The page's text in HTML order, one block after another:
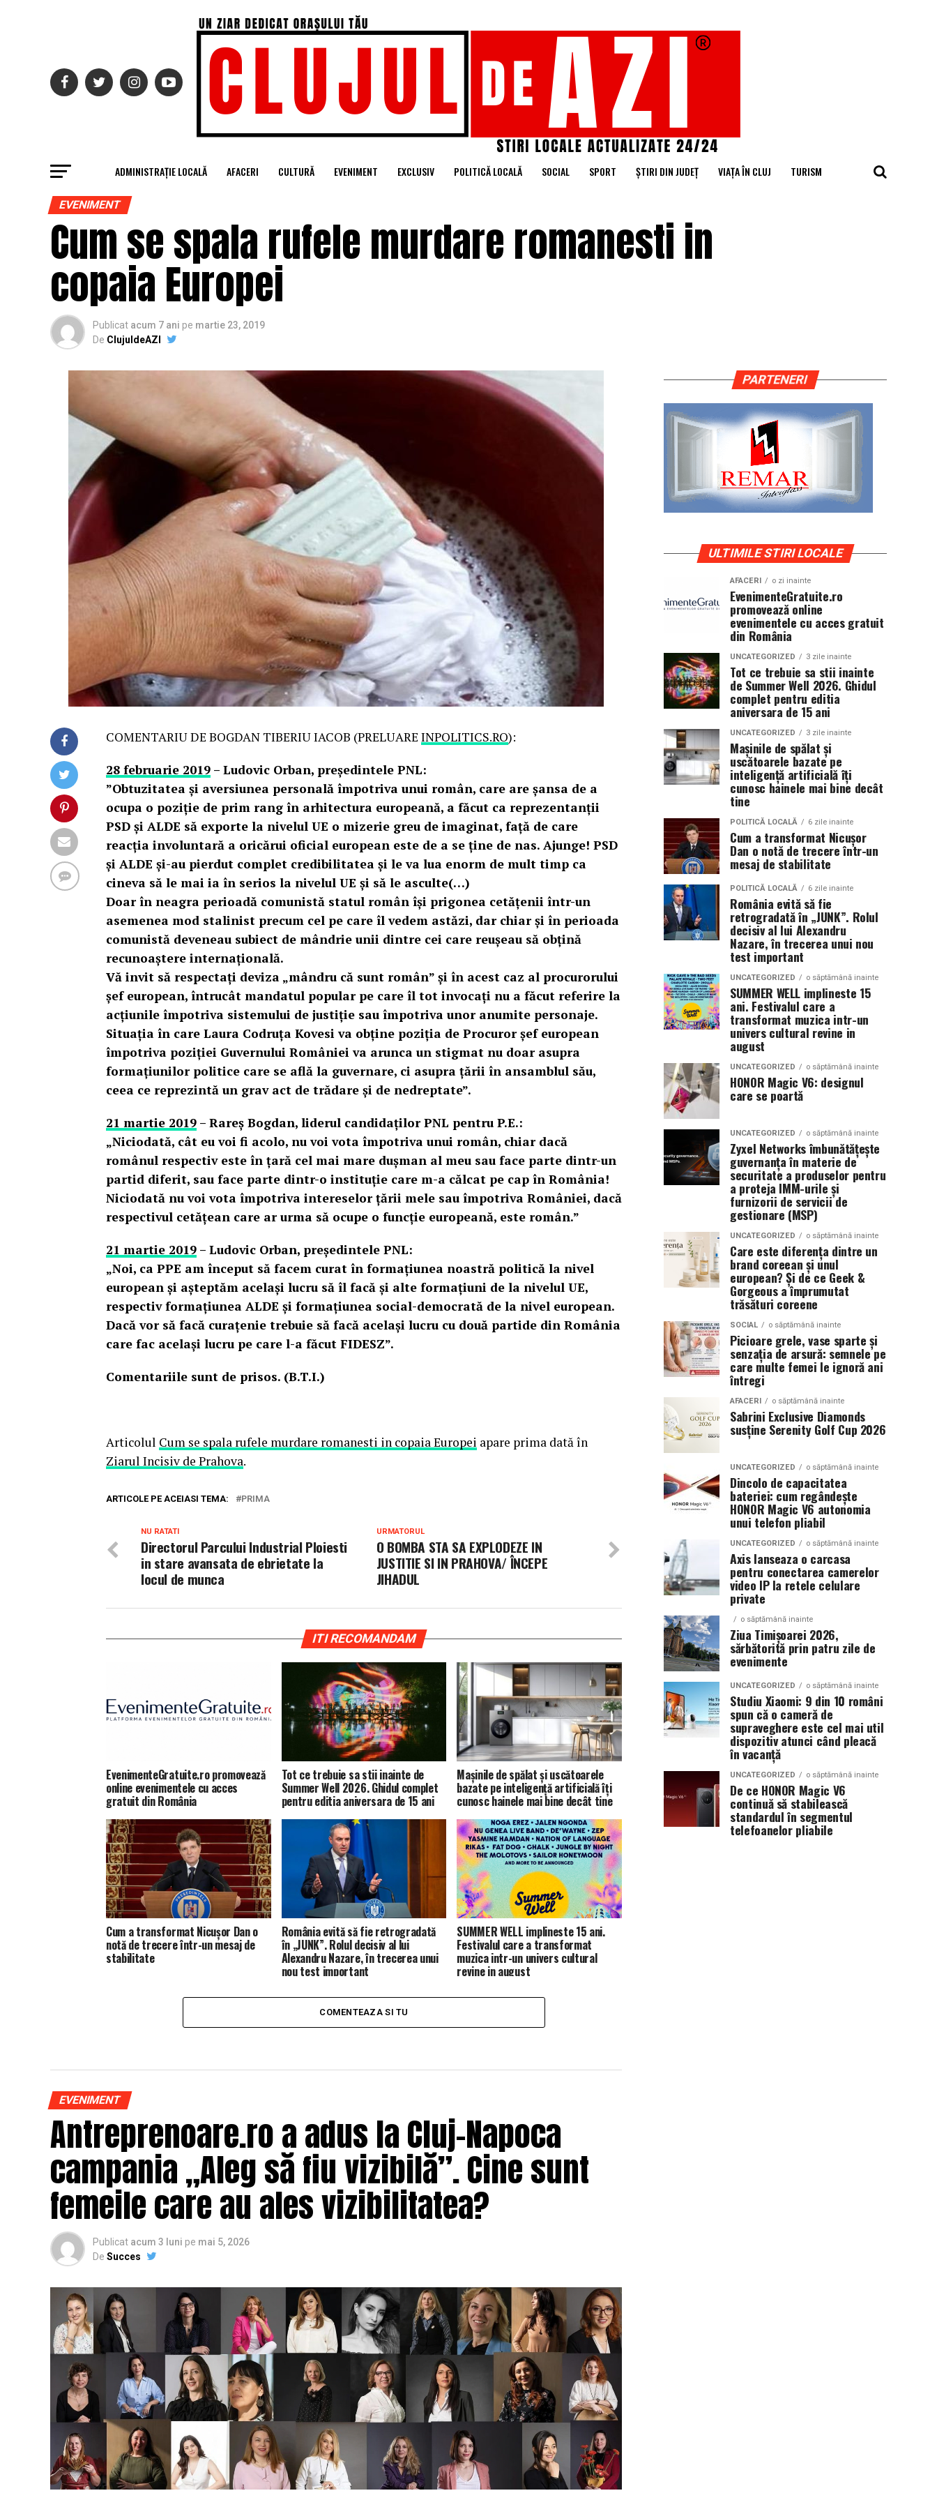
ADMINISTRAȚIE LOCALĂ AFACERI CULTURĂ EVENIMENT EXCLUSIV POLITICĂ LOCALĂ SOCIAL SPORT ȘTIRI DIN JUDEȚ VIAȚA ÎN CLUJ TURISM
EVENIMENT
Cum se spala rufele murdare romanesti in
copaia Europei
Publicat acum 7 ani pe martie 23, 2019
De ClujuldeAZI
COMENTARIU DE BOGDAN TIBERIU IACOB (PRELUARE INPOLITICS.RO):
28 februarie 2019 – Ludovic Orban, președintele PNL:
”Obtuzitatea și aversiunea personală împotriva unui român, care are șansa de a
ocupa o poziție de prim rang în arhitectura europeană, a făcut ca reprezentanții
PSD și ALDE să exporte la nivelul UE o mizerie greu de imaginat, față de care
reacția involuntară a oricărui oficial european este de a se ține de nas. Ajunge! PSD
și ALDE și-au pierdut complet credibilitatea și le va lua enorm de mult timp ca
cineva să le mai ia în serios la nivelul UE și să le asculte(…)
Doar în neagra perioadă comunistă statul român își prigonea cetățenii într-un
asemenea mod stalinist precum cel pe care îl vedem astăzi, dar chiar și în perioada
comunistă deveneau subiect de mândrie unii dintre cei care reușeau să obțină
recunoaștere internațională.
Vă invit să respectați deviza „mândru că sunt român” și în acest caz al procurorului
șef european, întrucât mandatul popular pe care îl tot invocați nu a făcut referire la
acțiunile împotriva sistemului de justiție sau împotriva unor anumite personaje.
Situația în care Laura Codruța Kovesi va obține poziția de Procuror șef european
împotriva poziției Guvernului României va arunca un stigmat nu doar asupra
formațiunilor politice care se află la guvernare, ci asupra țării în ansamblul său,
ceea ce reprezintă un grav act de trădare și de nedreptate”.
21 martie 2019 – Rareș Bogdan, liderul candidaților PNL pentru P.E.:
„Niciodată, cât eu voi fi acolo, nu voi vota împotriva unui român, chiar dacă
românul respectiv este în țară cel mai mare dușman al meu sau face parte dintr-un
partid diferit, sau face parte dintr-o instituție care m-a călcat pe cap în România!
Niciodată nu voi vota împotriva intereselor țării mele sau împotriva României, dacă
respectivul cetățean care ar urma să ocupe o funcție europeană, este român.”
21 martie 2019 – Ludovic Orban, președintele PNL:
„Noi, ca PPE am început să facem curat în formaţiunea noastră politică la nivel
european şi aşteptăm acelaşi lucru să îl facă şi alte formaţiuni de la nivelul UE,
respectiv formaţiunea ALDE şi formaţiunea social-democrată de la nivel european.
Dacă vor să facă curaţenie trebuie să facă acelaşi lucru cu două partide din România
care fac acelaşi lucru pe care l-a făcut FIDESZ”.
Comentariile sunt de prisos. (B.T.I.)
Articolul Cum se spala rufele murdare romanesti in copaia Europei apare prima dată în
Ziarul Incisiv de Prahova.
ARTICOLE PE ACEIASI TEMA: PRIMA
URMATORUL
O BOMBA STA SA EXPLODEZE IN
JUSTITIE SI IN PRAHOVA/ ÎNCEPE
JIHADUL
NU RATATI
Directorul Parcului Industrial Ploiesti
in stare avansata de ebrietate la
locul de munca
ITI RECOMANDAM
EvenimenteGratuite.ro promovează
online evenimentele cu acces
gratuit din România
Tot ce trebuie sa stii inainte de
Summer Well 2026. Ghidul complet
pentru editia aniversara de 15 ani
Mașinile de spălat și uscătoarele
bazate pe inteligență artificială îți
cunosc hainele mai bine decât tine
Cum a transformat Nicușor Dan o
notă de trecere într-un mesaj de
stabilitate
România evită să fie retrogradată
în „JUNK”. Rolul decisiv al lui
Alexandru Nazare, în trecerea unui
nou test important
SUMMER WELL implineste 15 ani.
Festivalul care a transformat
muzica intr-un univers cultural
revine in august
COMENTEAZA SI TU
EVENIMENT
Antreprenoare.ro a adus la Cluj-Napoca
campania „Aleg să fiu vizibilă”. Cine sunt
femeile care au ales vizibilitatea?
Publicat acum 3 luni pe mai 5, 2026
De Succes
PARTENERI
ULTIMILE STIRI LOCALE
AFACERI o zi inainte
EvenimenteGratuite.ro
promovează online
evenimentele cu acces gratuit
din România
UNCATEGORIZED 3 zile inainte
Tot ce trebuie sa stii inainte
de Summer Well 2026. Ghidul
complet pentru editia
aniversara de 15 ani
UNCATEGORIZED 3 zile inainte
Mașinile de spălat și
uscătoarele bazate pe
inteligență artificială îți
cunosc hainele mai bine decât
tine
POLITICĂ LOCALĂ 6 zile inainte
Cum a transformat Nicușor
Dan o notă de trecere într-un
mesaj de stabilitate
POLITICĂ LOCALĂ 6 zile inainte
România evită să fie
retrogradată în „JUNK”. Rolul
decisiv al lui Alexandru
Nazare, în trecerea unui nou
test important
UNCATEGORIZED o săptămână inainte
SUMMER WELL implineste 15
ani. Festivalul care a
transformat muzica intr-un
univers cultural revine in
august
UNCATEGORIZED o săptămână inainte
HONOR Magic V6: designul
care se poartă
UNCATEGORIZED o săptămână inainte
Zyxel Networks îmbunătățește
guvernanța în materie de
securitate a produselor pentru
a proteja IMM-urile și
furnizorii de servicii de
gestionare (MSP)
UNCATEGORIZED o săptămână inainte
Care este diferența dintre un
brand coreean și unul
european? Și de ce Geek &
Gorgeous a împrumutat
trăsături coreene
SOCIAL o săptămână inainte
Picioare grele, vase sparte și
senzația de arsură: semnele pe
care multe femei le ignoră ani
întregi
AFACERI o săptămână inainte
Sabrini Exclusive Diamonds
susține Serenity Golf Cup 2026
UNCATEGORIZED o săptămână inainte
Dincolo de capacitatea
bateriei: cum regândește
HONOR Magic V6 autonomia
unui telefon pliabil
UNCATEGORIZED o săptămână inainte
Axis lanseaza o carcasa
pentru conectarea camerelor
video IP la retele celulare
private
o săptămână inainte
Ziua Timișoarei 2026,
sărbătorită prin patru zile de
evenimente
UNCATEGORIZED o săptămână inainte
Studiu Xiaomi: 9 din 10 români
spun că o cameră de
supraveghere este cel mai util
dispozitiv atunci când pleacă
în vacanță
UNCATEGORIZED o săptămână inainte
De ce HONOR Magic V6
continuă să stabilească
standardul în segmentul
telefoanelor pliabile